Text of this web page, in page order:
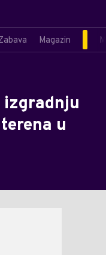
Magazin
izgradnju
u